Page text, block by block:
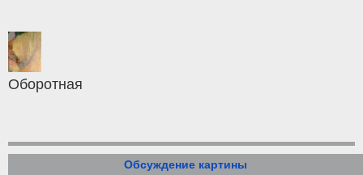
Оборотная
Обсуждение картины